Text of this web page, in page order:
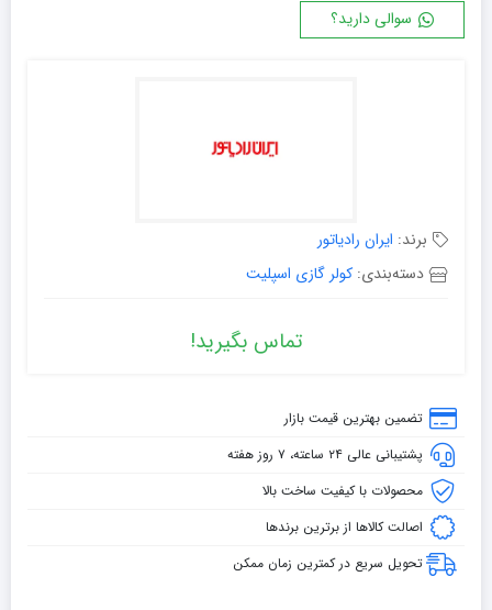
سوالی دارید؟
برند: ایران رادیاتور
دسته‌بندی: کولر گازی اسپلیت
تماس بگیرید!
تضمین بهترین قیمت بازار
پشتیبانی عالی ۲۴ ساعته، ۷ روز هفته
محصولات با کیفیت ساخت بالا
اصالت کالاها از برترین برندها
تحویل سریع در کمترین زمان ممکن